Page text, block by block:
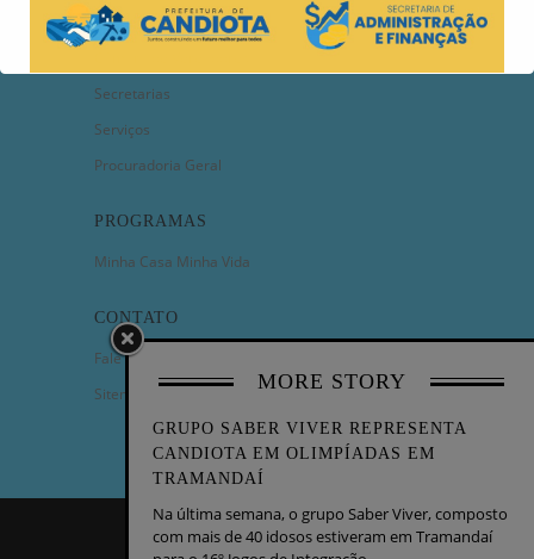
MORE STORY
GRUPO SABER VIVER REPRESENTA
CANDIOTA EM OLIMPÍADAS EM
TRAMANDAÍ
Na última semana, o grupo Saber Viver, composto
com mais de 40 idosos estiveram em Tramandaí
Administração Municipal
Secretarias
Serviços
Procuradoria Geral
PROGRAMAS
Minha Casa Minha Vida
CONTATO
Fale Conosco
Sitemap
COPYRIGHT 2023 - PREFEITURA